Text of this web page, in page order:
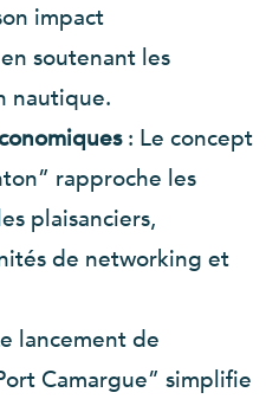
impact
soutenant les
nautique.
: Le concept
rapproche les
plaisanciers,
de networking et
lancement de
Camargue” simplifie